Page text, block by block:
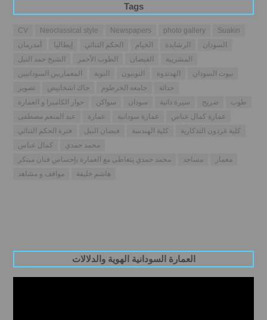
Tags
CV Neoclassical style Newspapers photo gallery
Suakin
أمدرمان
إيطاليا الحكم الثنائي الخيام الرشايدة
السودان
الشيخ حمد النيل
الطوب الأحمر الفيضان
المشربية
المعماريين السودانيين
النوبة النوبيون الهدندوة
بيوت السودان
تصوير
جاك اشخانيص جامعة الخرطوم
حداثة
حوار الكاميرا و العمارة
سواكن سودان سيرة ذاتية ضريح
طوب
عبد المنعم مصطفى
عمارة عمارة سودانية
عمارة كمال عباس
فترة الحكم الثنائي
فيضان النيل كلية الهندسة
كلية غردون التذكارية
كمال عباس
محمد حمدي
محمد حمدي يتعاطى مع العمارة بإحساس فنان مبتكر
مساجد
معمار
مواقف و مشاهد
هاشم خليفة
العمارة السودانية الهوية والدلالات